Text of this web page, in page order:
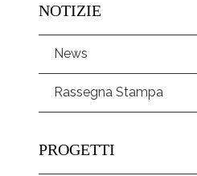
NOTIZIE
News
Rassegna Stampa
PROGETTI